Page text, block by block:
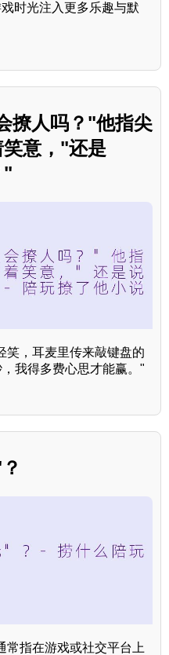
时光注入更多乐趣与默
撩人吗？"他指尖
意，"还是
"
笑，耳麦里传来敲键盘的
我得多费心思才能赢。"
常指在游戏或社交平台上